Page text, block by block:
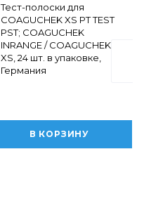
Тест-полоски для
COAGUCHEK XS PT TEST
PST; COAGUCHEK
INRANGE / COAGUCHEK
XS, 24 шт. в упаковке,
Германия
В КОРЗИНУ